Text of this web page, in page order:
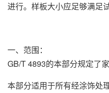
进行。样板大小应足够满足
一、范围：
GB/T 4893的本部分规定了
本部分适用于所有经涂饰处